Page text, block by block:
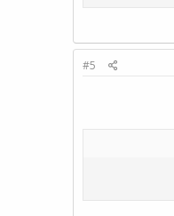
#5